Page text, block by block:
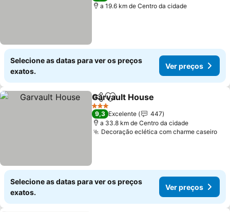
a 19.6 km de Centro da cidade
Selecione as datas para ver os preços
exatos.
Ver preços
PartilharAdicionar aos favoritos
Garvault House
3 Estrelas
9,3 Excelente
447
a 33.8 km de Centro da cidade
Decoração eclética com charme caseiro
Selecione as datas para ver os preços
exatos.
Ver preços